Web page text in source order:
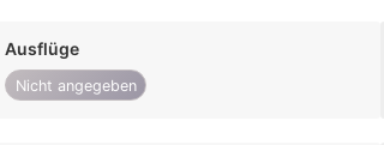
Ausflüge
Nicht angegeben